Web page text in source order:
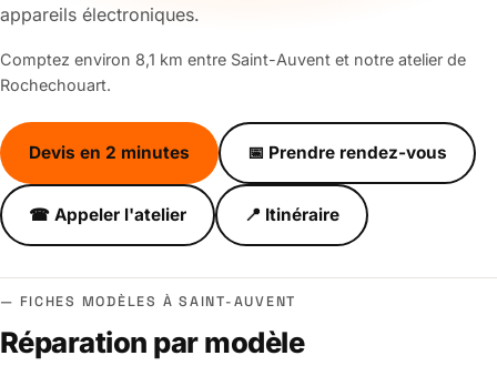
appareils électroniques.
Comptez environ 8,1 km entre Saint-Auvent et notre atelier de
Rochechouart.
Devis en 2 minutes 📅 Prendre rendez-vous
☎ Appeler l'atelier 📍 Itinéraire
FICHES MODÈLES À SAINT-AUVENT
Réparation par modèle